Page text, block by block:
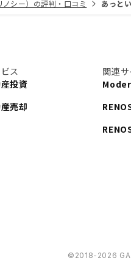
ノシー）の評判・口コミ あっと
ス
投資
売却
関連サ
©︎2018-2026